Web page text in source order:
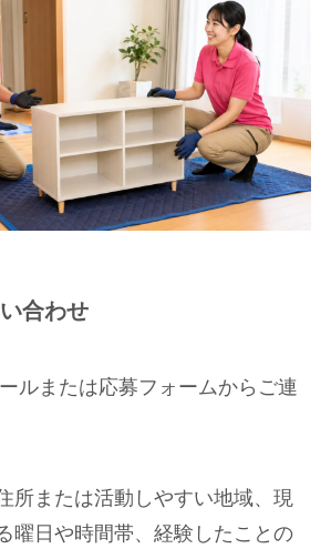
合わせ
ルまたは応募フォームからご連
所または活動しやすい地域、現
曜日や時間帯、経験したことの